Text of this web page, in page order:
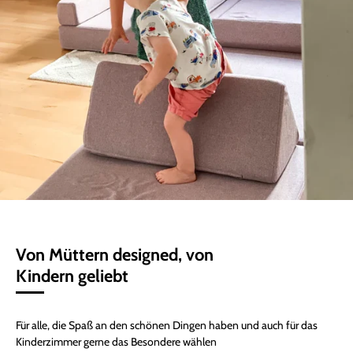
Von Müttern designed, von
Kindern geliebt
Für alle, die Spaß an den schönen Dingen haben und auch für das
Kinderzimmer gerne das Besondere wählen